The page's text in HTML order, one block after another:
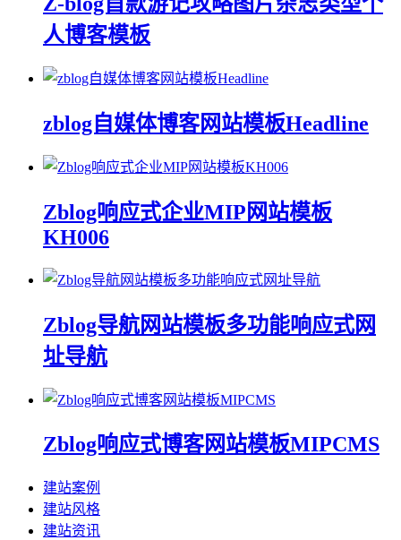
人博客模板
zblog自媒体博客网站模板Headline
Zblog响应式企业MIP网站模板
KH006
Zblog导航网站模板多功能响应式网
址导航
Zblog响应式博客网站模板MIPCMS
建站案例
建站风格
建站资讯